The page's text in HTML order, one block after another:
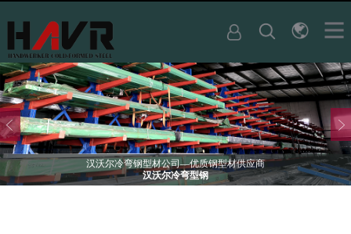
汉沃尔冷弯钢型材公司—优质钢型材供应商
汉沃尔冷弯型钢